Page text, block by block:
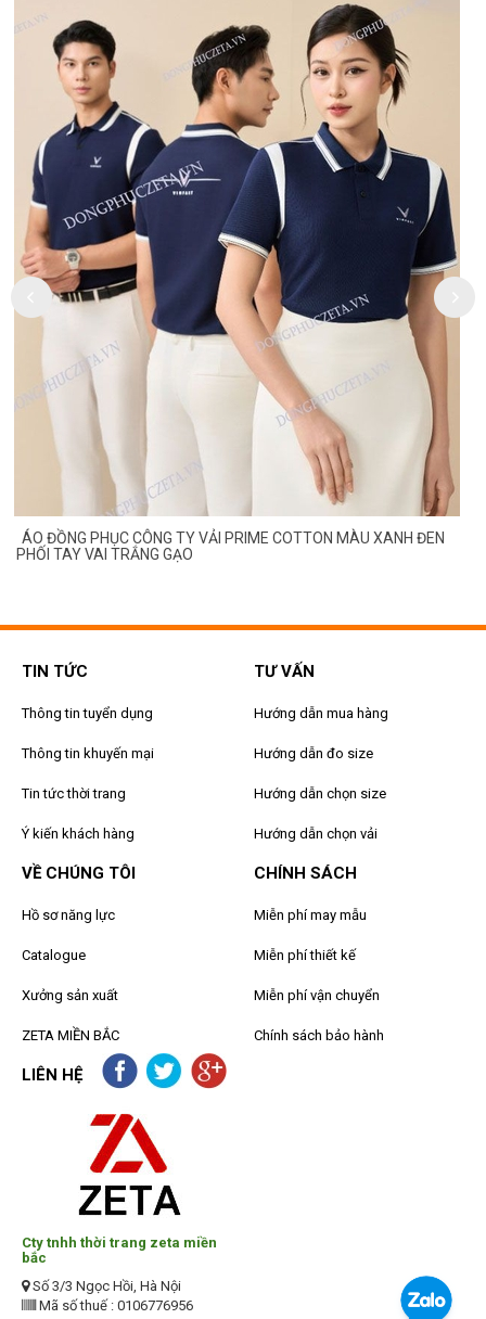
ÁO ĐỒNG PHỤC CÔNG TY VẢI PRIME COTTON MÀU XANH ĐEN
PHỐI TAY VAI TRẮNG GẠO
TIN TỨC
Thông tin tuyển dụng
Thông tin khuyến mại
Tin tức thời trang
Ý kiến khách hàng
TƯ VẤN
Hướng dẫn mua hàng
Hướng dẫn đo size
Hướng dẫn chọn size
Hướng dẫn chọn vải
VỀ CHÚNG TÔI
Hồ sơ năng lực
Catalogue
Xưởng sản xuất
ZETA MIỀN BẮC
CHÍNH SÁCH
Miễn phí may mẫu
Miễn phí thiết kế
Miễn phí vận chuyển
Chính sách bảo hành
LIÊN HỆ
Cty tnhh thời trang zeta miền
bắc
Số 3/3 Ngọc Hồi, Hà Nội
Mã số thuế : 0106776956